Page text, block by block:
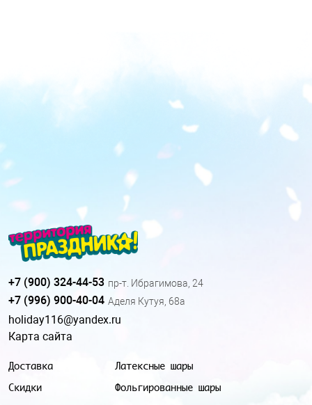
Доставка
Скидки
Латексные шары
Фольгированные шары
+7 (900) 324-44-53 пр-т. Ибрагимова, 24
+7 (996) 900-40-04 Аделя Кутуя, 68а
holiday116@yandex.ru
Карта сайта